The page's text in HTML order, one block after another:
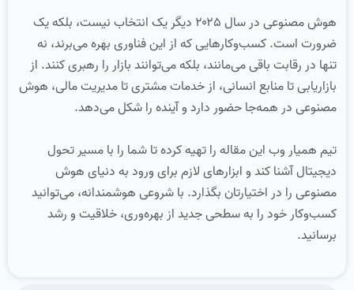
هوش مصنوعی در سال ۲۰۲۵ دیگر یک انتخاب نیست، بلکه یک
ضرورت است. کسب‌وکارهایی که از این فناوری بهره می‌برند، نه‌
تنها در رقابت باقی می‌مانند، بلکه می‌توانند بازار را رهبری کنند. از
بازاریابی تا منابع انسانی، از خدمات مشتری تا مدیریت مالی، هوش
مصنوعی در همه‌جا حضور دارد و آینده را شکل می‌دهد.
تیم همیار وب این مقاله را تهیه کرده تا شما را با مسیر تحول
دیجیتال آشنا کند و ابزارهای لازم برای ورود به دنیای هوش
مصنوعی را در اختیارتان بگذارد. با شروعی هوشمندانه، می‌توانید
کسب‌وکار خود را به سطحی جدید از بهره‌وری، خلاقیت و رشد
برسانید.